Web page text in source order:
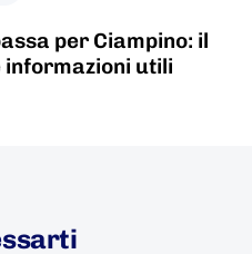
per Ciampino: il
informazioni utili